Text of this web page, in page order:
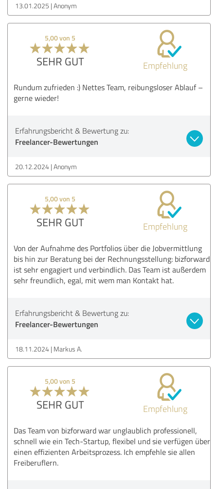
13.01.2025 Anonym
5,00 von 5
SEHR GUT Empfehlung
Rundum zufrieden :) Nettes Team, reibungsloser Ablauf –
gerne wieder!
Erfahrungsbericht & Bewertung zu:
Freelancer-Bewertungen
20.12.2024 Anonym
5,00 von 5
SEHR GUT Empfehlung
Von der Aufnahme des Portfolios über die Jobvermittlung
bis hin zur Beratung bei der Rechnungsstellung: bizforward
ist sehr engagiert und verbindlich. Das Team ist außerdem
sehr freundlich, egal, mit wem man Kontakt hat.
Erfahrungsbericht & Bewertung zu:
Freelancer-Bewertungen
18.11.2024 Markus A.
5,00 von 5
SEHR GUT Empfehlung
Das Team von bizforward war unglaublich professionell,
schnell wie ein Tech-Startup, flexibel und sie verfügen über
einen effizienten Arbeitsprozess. Ich empfehle sie allen
Freiberuflern.